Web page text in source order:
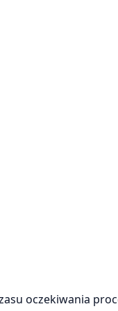
oczekiwania